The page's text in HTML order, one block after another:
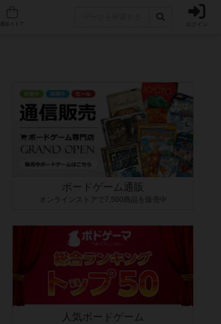
人気ボードゲーム ログイン
ボードゲーム通販
オンラインストアで7,500商品を販売中
人気ボードゲーム